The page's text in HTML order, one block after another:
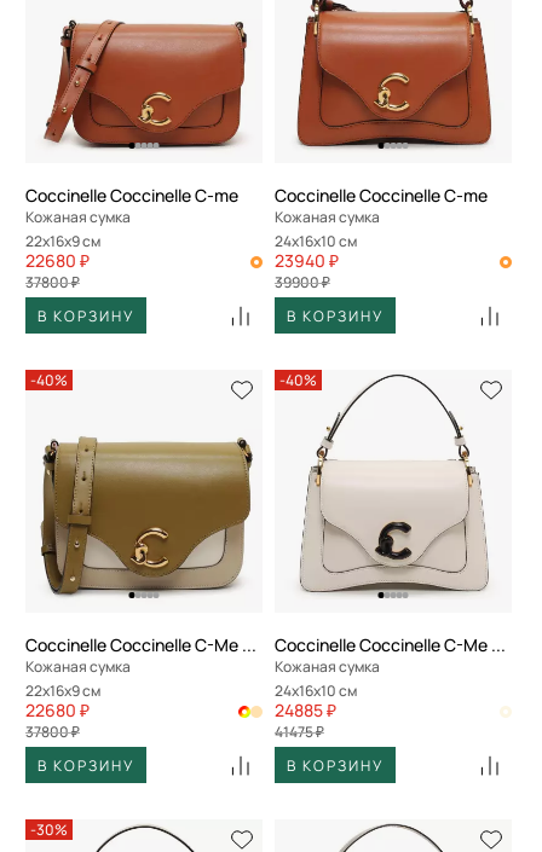
Coccinelle Coccinelle C-me
Кожаная сумка
22x16x9 см
22680 ₽
37800 ₽
В КОРЗИНУ
Coccinelle Coccinelle C-me
Кожаная сумка
24x16x10 см
23940 ₽
39900 ₽
В КОРЗИНУ
-40%
Coccinelle Coccinelle C-Me Calf Tric
Кожаная сумка
22x16x9 см
22680 ₽
37800 ₽
В КОРЗИНУ
-40%
Coccinelle Coccinelle C-Me Calf and Marb
Кожаная сумка
24x16x10 см
24885 ₽
41475 ₽
В КОРЗИНУ
-30%